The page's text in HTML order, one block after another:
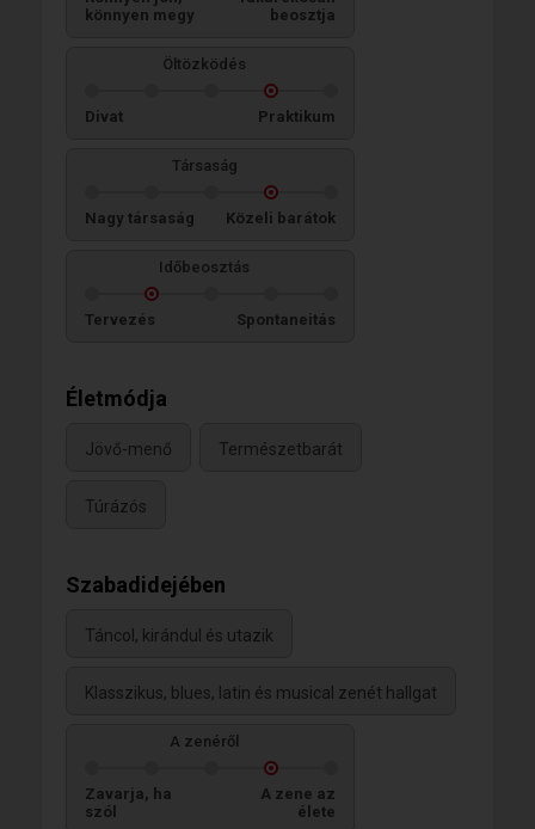
könnyen megy
beosztja
Öltözködés
Divat Praktikum
Társaság
Nagy társaság Közeli barátok
Időbeosztás
Tervezés Spontaneitás
Életmódja
Jövő-menő Természetbarát
Túrázós
Szabadidejében
Táncol, kirándul és utazik
Klasszikus, blues, latin és musical zenét hallgat
A zenéről
Zavarja, ha
szól
A zene az
élete